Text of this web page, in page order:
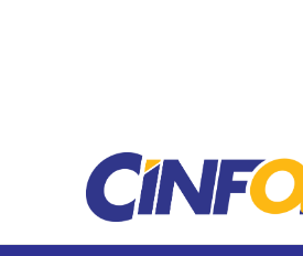
Classificados